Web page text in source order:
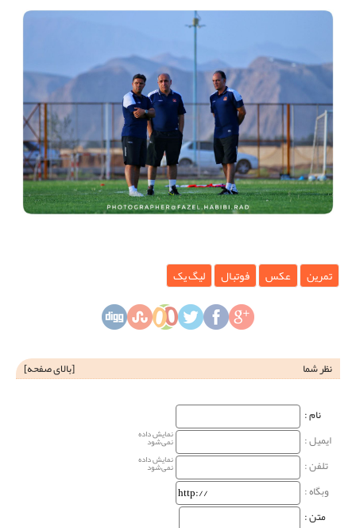
تمرین عکس فوتبال لیگ یک
نظر شما [بالای صفحه]
نام‌ :
ایمیل :
نمایش داده
نمی‌شود
تلفن : نمایش داده
نمی‌شود
وبگاه‌ :
متن :